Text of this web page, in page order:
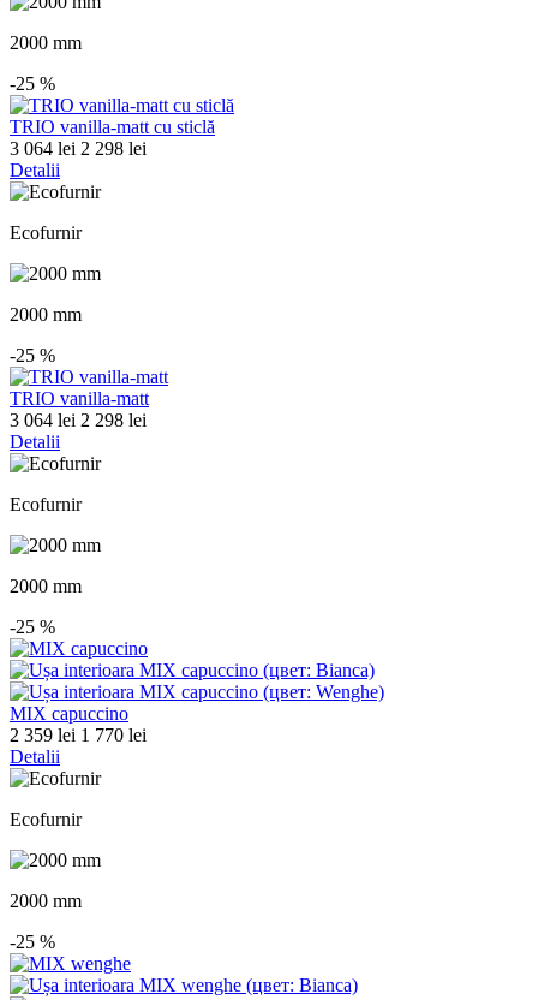
2000 mm
-25 %
TRIO vanilla-matt cu sticlă
3 064 lei 2 298 lei
Detalii
Ecofurnir
2000 mm
-25 %
TRIO vanilla-matt
3 064 lei 2 298 lei
Detalii
Ecofurnir
2000 mm
-25 %
MIX capuccino
2 359 lei 1 770 lei
Detalii
Ecofurnir
2000 mm
-25 %